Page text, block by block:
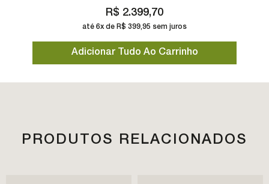
R$ 2.399,70
até 6x de R$ 399,95 sem juros
PRODUTOS RELACIONADOS